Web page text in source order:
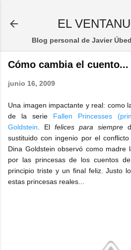
EL
Blog personal de Javier
Cómo cambia el cuento...
junio 16, 2009
Una imagen impactante y real: como
de la serie Fallen Princesses
Goldstein . El felices para siempre
sustituido con ingenio por el
Dina Goldstein observó como madre
por las princesas de los cuentos
principio triste y un final feliz. Justo
estas princesas reales...